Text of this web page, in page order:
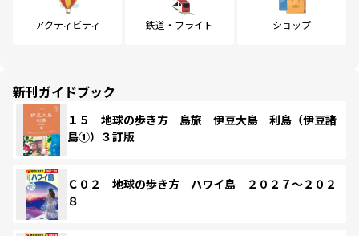
アクティビティ 鉄道・フライト ショップ
新刊ガイドブック
１５ 地球の歩き方 島旅 伊豆大島 利島（伊豆諸
島①）３訂版
Ｃ０２ 地球の歩き方 ハワイ島 ２０２７～２０２
８